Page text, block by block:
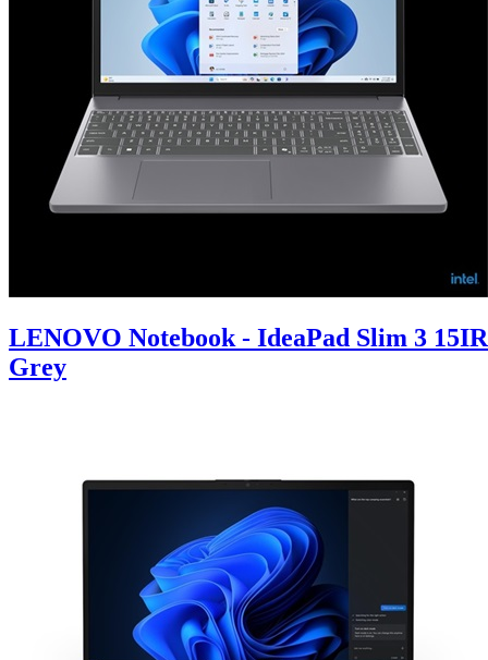
LENOVO Notebook - IdeaPad Slim 3
Grey